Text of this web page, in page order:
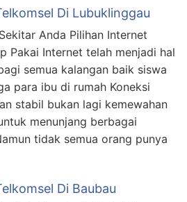
Di Lubuklinggau
Anda Pilihan Internet
Pakai Internet telah menjadi hal
semua kalangan baik siswa
para ibu di rumah Koneksi
stabil bukan lagi kemewahan
menunjang berbagai
tidak semua orang punya
Di Baubau